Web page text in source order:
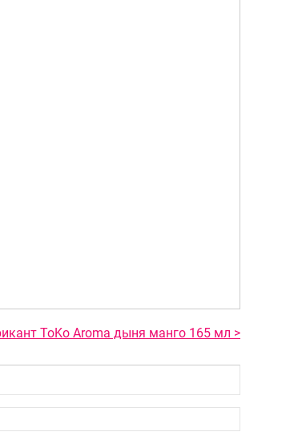
ToKo Aroma дыня манго 165 мл >